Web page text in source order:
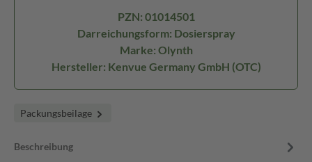
PZN: 01014501
Darreichungsform: Dosierspray
Marke: Olynth
Hersteller: Kenvue Germany GmbH (OTC)
Packungsbeilage
Beschreibung